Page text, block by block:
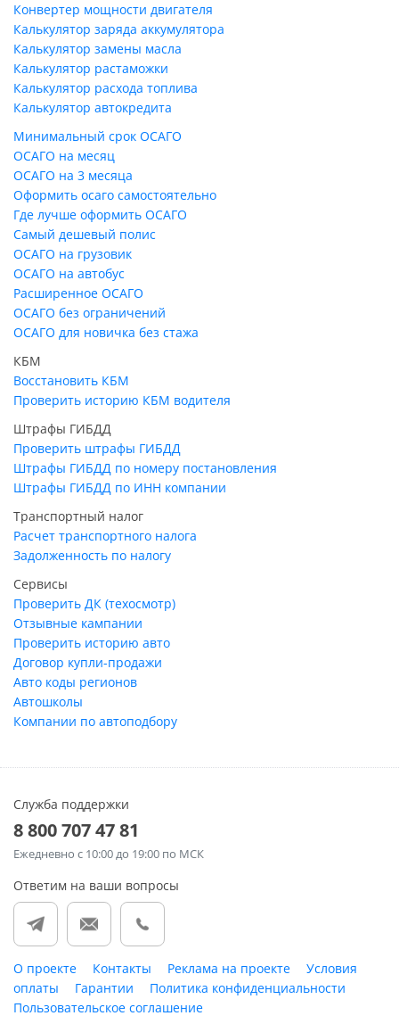
Конвертер мощности двигателя
Калькулятор заряда аккумулятора
Калькулятор замены масла
Калькулятор растаможки
Калькулятор расхода топлива
Калькулятор автокредита
Минимальный срок ОСАГО
ОСАГО на месяц
ОСАГО на 3 месяца
Оформить осаго самостоятельно
Где лучше оформить ОСАГО
Самый дешевый полис
ОСАГО на грузовик
ОСАГО на автобус
Расширенное ОСАГО
ОСАГО без ограничений
ОСАГО для новичка без стажа
КБМ
Восстановить КБМ
Проверить историю КБМ водителя
Штрафы ГИБДД
Проверить штрафы ГИБДД
Штрафы ГИБДД по номеру постановления
Штрафы ГИБДД по ИНН компании
Транспортный налог
Расчет транспортного налога
Задолженность по налогу
Сервисы
Проверить ДК (техосмотр)
Отзывные кампании
Проверить историю авто
Договор купли-продажи
Авто коды регионов
Автошколы
Компании по автоподбору
Служба поддержки
8 800 707 47 81
Ежедневно с 10:00 до 19:00 по МСК
Ответим на ваши вопросы
О проекте Контакты Реклама на проекте
Условия
оплаты
Гарантии
Политика конфиденциальности
Пользовательское соглашение